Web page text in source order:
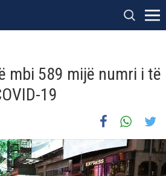
mbi 589 mijë numri i të
19